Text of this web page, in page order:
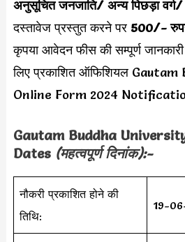
अनुसूचित जनजाति/ अन्य पिछड़ा वर्ग/
दस्तावेज प्रस्तुत करने पर 500/-
कृपया आवेदन फीस की सम्पूर्ण
लिए प्रकाशित ऑफिशियल
Online Form 2024
Gautam Buddha
Dates (महत्वपूर्ण दिनांक):-
नौकरी प्रकाशित होने की
तिथि:
19-